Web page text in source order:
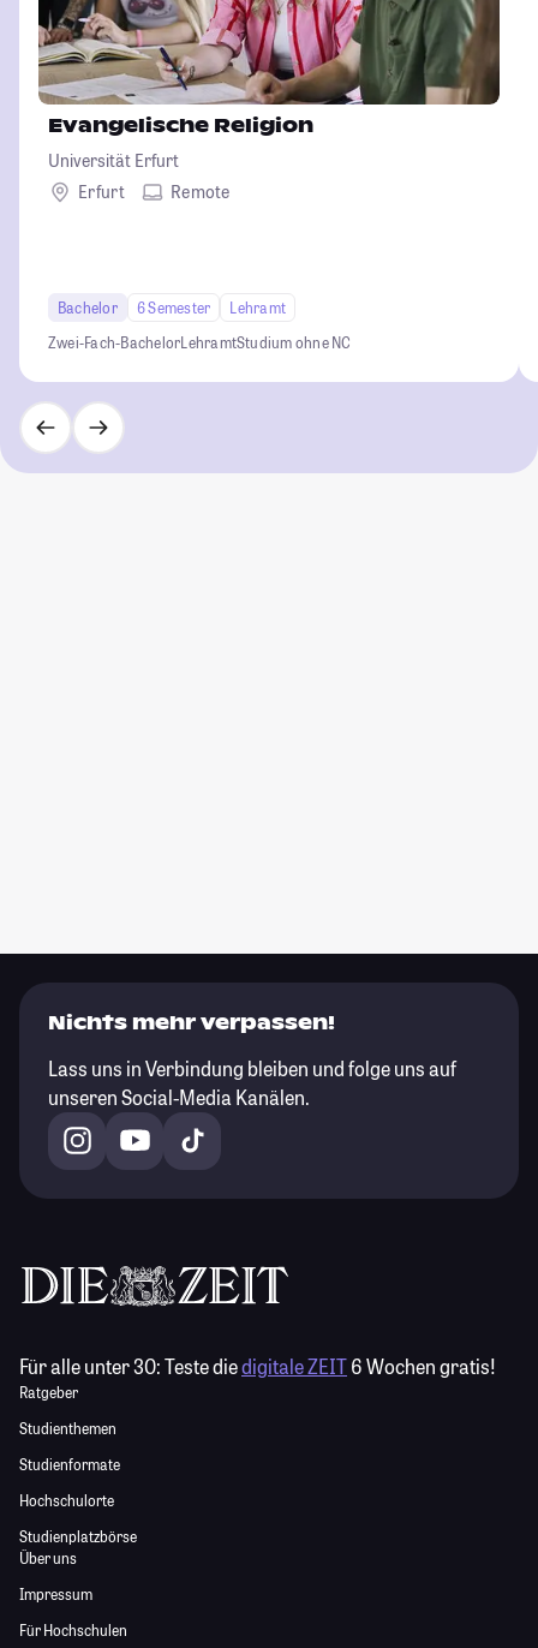
Evangelische Religion
Universität Erfurt
Erfurt
Remote
Bachelor 6 Semester
Lehramt
Zwei-Fach-BachelorLehramtStudium ohne NC
Nichts mehr verpassen!
Lass uns in Verbindung bleiben und folge uns auf
unseren Social-Media Kanälen.
Für alle unter 30:Teste diedigitale ZEIT6 Wochen gratis!
Ratgeber
Studienthemen
Studienformate
Hochschulorte
Studienplatzbörse
Über uns
Impressum
Für Hochschulen